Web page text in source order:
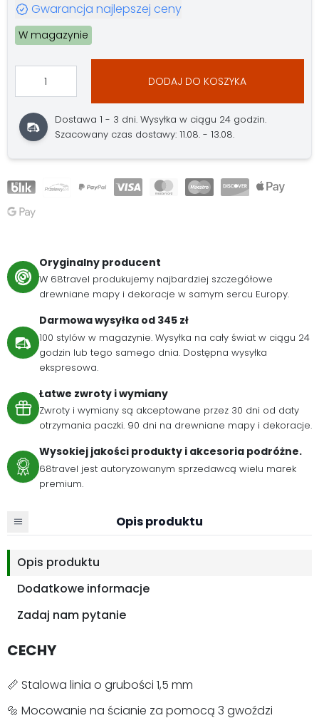
Gwarancja najlepszej ceny
W magazynie
DODAJ DO KOSZYKA
Dostawa 1 - 3 dni. Wysyłka w ciągu 24 godzin.
Szacowany czas dostawy: 11.08. - 13.08.
Oryginalny producent
W 68travel produkujemy najbardziej szczegółowe
drewniane mapy i dekoracje w samym sercu Europy.
Darmowa wysyłka od 345 zł
100 stylów w magazynie. Wysyłka na cały świat w ciągu 24
godzin lub tego samego dnia. Dostępna wysyłka
ekspresowa.
Łatwe zwroty i wymiany
Zwroty i wymiany są akceptowane przez 30 dni od daty
otrzymania paczki. 90 dni na drewniane mapy i dekoracje.
Wysokiej jakości produkty i akcesoria podróżne.
68travel jest autoryzowanym sprzedawcą wielu marek
premium.
Opis produktu
Opis produktu
Dodatkowe informacje
Zadaj nam pytanie
CECHY
📏 Stalowa linia o grubości 1,5 mm
🔩 Mocowanie na ścianie za pomocą 3 gwoździ